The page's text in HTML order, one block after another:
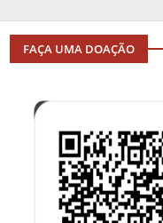
FAÇA UMA DOAÇÃO